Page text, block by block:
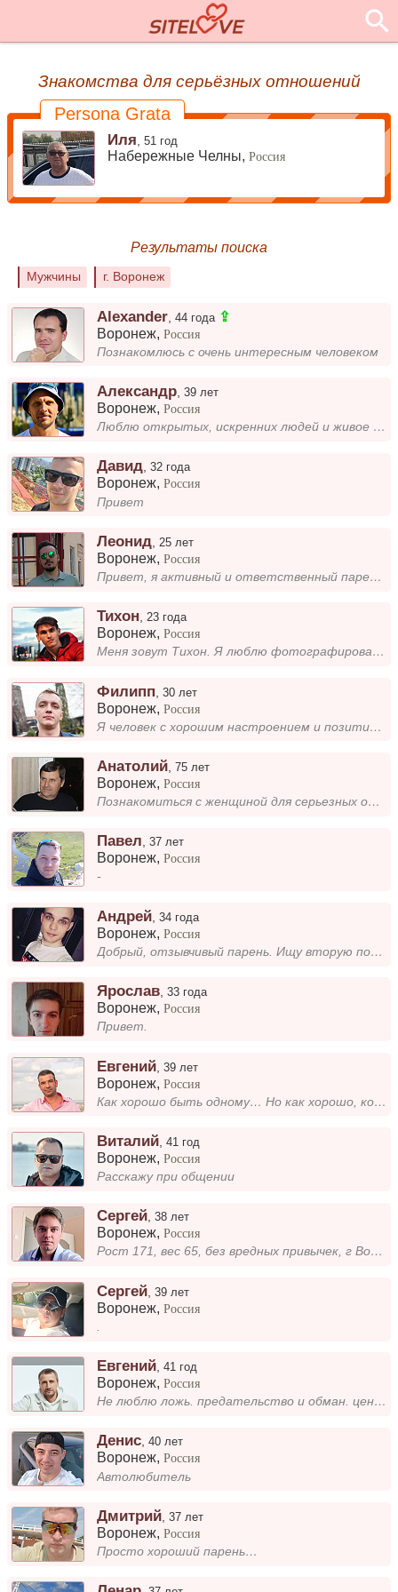
Знакомства для серьёзных отношений
Persona Grata
Иля ,51 год
Набережные Челны,Россия
Результаты поиска
Мужчины г. Воронеж
Alexander ,44 года ⇪
Воронеж,Россия
Познакомлюсь с очень интересным человеком
Александр ,39 лет
Воронеж,Россия
Люблю открытых, искренних людей и живое общение. Работаю в IT, постоянно учусь чему-то новому. В свободное время читаю к...
Давид,32 года
Воронеж,Россия
Привет
Леонид 25 лет
Воронеж,Россия
Привет, я активный и ответственный парень, совмещаю учебу и работу. Ищу искреннюю и добропорядочную девушку, с которой м...
Тихон 23 года
Воронеж,Россия
Меня зовут Тихон. Я люблю фотографировать, путешествовать, кататься на велосипеде и читать. Не гонюсь за рекордами, прос...
Филипп ,30 лет
Воронеж,Россия
Я человек с хорошим настроением и позитивным взглядом на жизнь. Мне нравится, когда все идет по плану, и я стараюсь виде...
Анатолий ,75 лет
Воронеж,Россия
Познакомиться с женщиной для серьезных отношений.
Павел,37 лет
Воронеж,Россия
-
Андрей ,34 года
Воронеж,Россия
Добрый, отзывчивый парень. Ищу вторую половинку для серьезных отнощений
Ярослав ,33 года
Воронеж,Россия
Привет.
Евгений ,39 лет
Воронеж,Россия
Как хорошо быть одному… Но как хорошо, когда есть кто-то, кому можно рассказать, как хорошо быть одному...
Виталий ,41 год
Воронеж,Россия
Расскажу при общении
Сергей,38 лет
Воронеж,Россия
Рост 171, вес 65, без вредных привычек, г Воронеж. Ищу девушку в возрасте от 22 до 37 лет для серьезных отношений с перс...
Сергей ,39 лет
Воронеж,Россия
Евгений ,41 год
Воронеж,Россия
Не люблю ложь. предательство и обман. ценю искренность доверие. уважение. Не красавец, но настоящий.
Денис,40 лет
Воронеж,Россия
Автолюбитель
Дмитрий ,37 лет
Воронеж,Россия
Просто хороший парень…